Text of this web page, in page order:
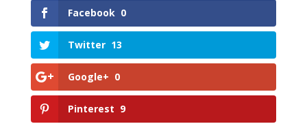
Facebook 0
Twitter 13
Google+ 0
Pinterest 9